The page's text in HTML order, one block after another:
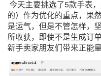
今天主要挑选了5款手表，
的）作为优化的重点，果
是运气，但是不管怎样，
所收获，即使不是生成订
新手卖家朋友们带来正能